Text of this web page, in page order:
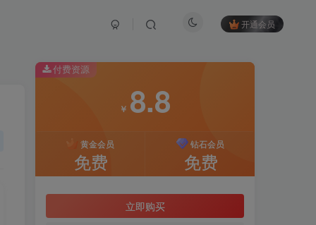
开通会员
付费资源
￥ 8.8
黄金会员
免费
钻石会员
免费
立即购买